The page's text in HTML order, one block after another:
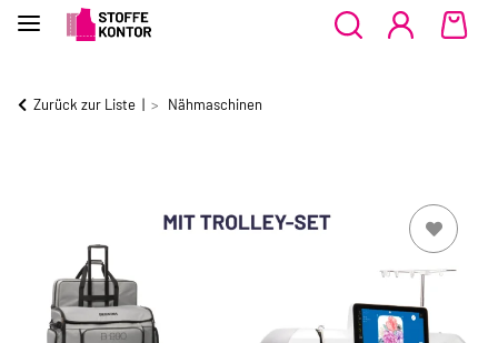
Zurück zur Liste Nähmaschinen